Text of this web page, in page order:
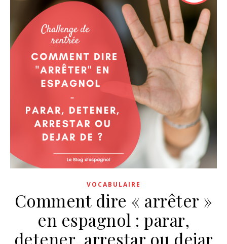
VOCABULAIRE
Comment dire « arrêter »
en espagnol : parar,
detener, arrestar ou dejar